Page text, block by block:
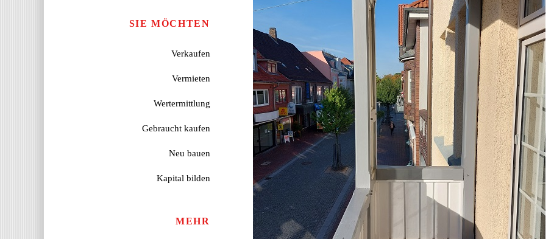
SIE MÖCHTEN
Verkaufen
Vermieten
Wertermittlung
Gebraucht kaufen
Neu bauen
Kapital bilden
MEHR